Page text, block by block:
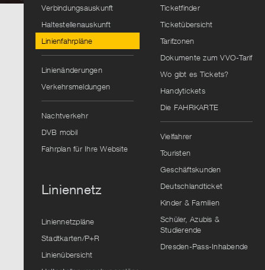
Verbindungsauskunft
Haltestellenauskunft
Linienfahrpläne
Linienänderungen
Verkehrsmeldungen
Nachtverkehr
DVB mobil
Fahrplan für Ihre Website
Liniennetz
Liniennetzpläne
Stadtkarten/P+R
Linienübersicht
Ticketfinder
Ticketübersicht
Tarifzonen
Dokumente zum VVO-Tarif
Wo gibt es Tickets?
Handytickets
Die FAHRKARTE
Vielfahrer
Touristen
Geschäftskunden
Deutschlandticket
Kinder & Familien
Schüler, Azubis &
Studierende
Dresden-Pass-Inhabende